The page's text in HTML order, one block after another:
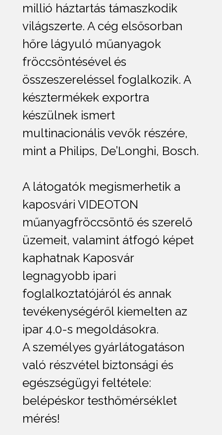
millió háztartás támaszkodik
világszerte. A cég elsősorban
hőre lágyuló műanyagok
fröccsöntésével és
összeszereléssel foglalkozik. A
késztermékek exportra
készülnek ismert
multinacionális vevők részére,
mint a Philips, De’Longhi, Bosch.
A látogatók megismerhetik a
kaposvári VIDEOTON
műanyagfröccsöntő és szerelő
üzemeit, valamint átfogó képet
kaphatnak Kaposvár
legnagyobb ipari
foglalkoztatójáról és annak
tevékenységéről kiemelten az
ipar 4.0-s megoldásokra.
A személyes gyárlátogatáson
való részvétel biztonsági és
egészségügyi feltétele:
belépéskor testhőmérséklet
mérés!